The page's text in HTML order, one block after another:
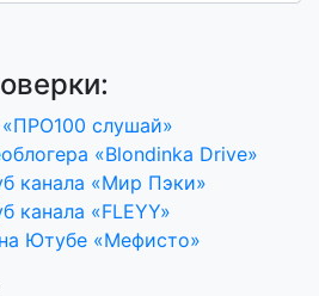
слушай»
«Blondinka Drive»
канала «Мир Пэки»
канала «FLEYY»
Ютубе «Мефисто»